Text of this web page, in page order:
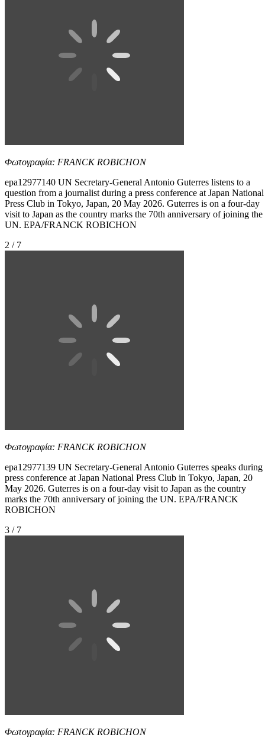
Φωτογραφία: FRANCK ROBICHON
epa12977140 UN Secretary-General Antonio Guterres listens to a
question from a journalist during a press conference at Japan National
Press Club in Tokyo, Japan, 20 May 2026. Guterres is on a four-day
visit to Japan as the country marks the 70th anniversary of joining the
UN. EPA/FRANCK ROBICHON
2 / 7
Φωτογραφία: FRANCK ROBICHON
epa12977139 UN Secretary-General Antonio Guterres speaks during
press conference at Japan National Press Club in Tokyo, Japan, 20
May 2026. Guterres is on a four-day visit to Japan as the country
marks the 70th anniversary of joining the UN. EPA/FRANCK
ROBICHON
3 / 7
Φωτογραφία: FRANCK ROBICHON